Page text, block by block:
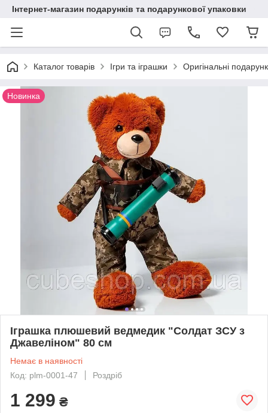
Інтернет-магазин подарунків та подарункової упаковки
Каталог товарів Ігри та іграшки Оригінальні
Новинка
Іграшка плюшевий ведмедик "Солдат ЗСУ з
Джавеліном" 80 см
Немає в наявності
Код: plm-0001-47
Роздріб
1 299 ₴